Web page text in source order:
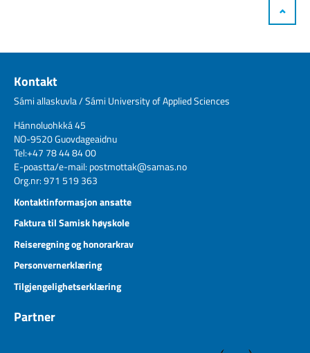
Kontakt
Sámi allaskuvla / Sámi University of Applied Sciences
Hánnoluohkká 45
NO-9520 Guovdageaidnu
Tel:+47 78 44 84 00
E-poastta/e-mail:postmottak@samas.no
Org.nr: 971 519 363
Kontaktinformasjon ansatte
Faktura til Samisk høyskole
Reiseregning og honorarkrav
Personvernerklæring
Tilgjengelighetserklæring
Partner